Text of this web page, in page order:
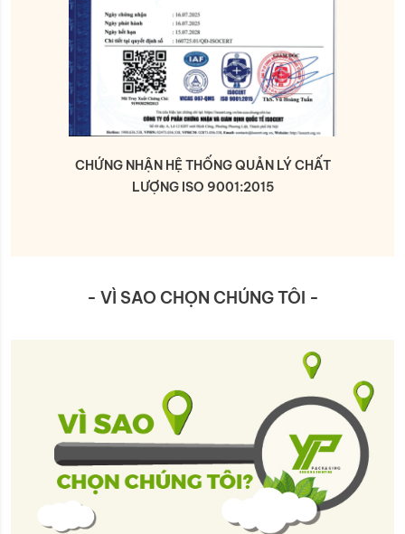
CHỨNG NHẬN HỆ THỐNG QUẢN LÝ CHẤT
LƯỢNG ISO 9001:2015
- VÌ SAO CHỌN CHÚNG TÔI -